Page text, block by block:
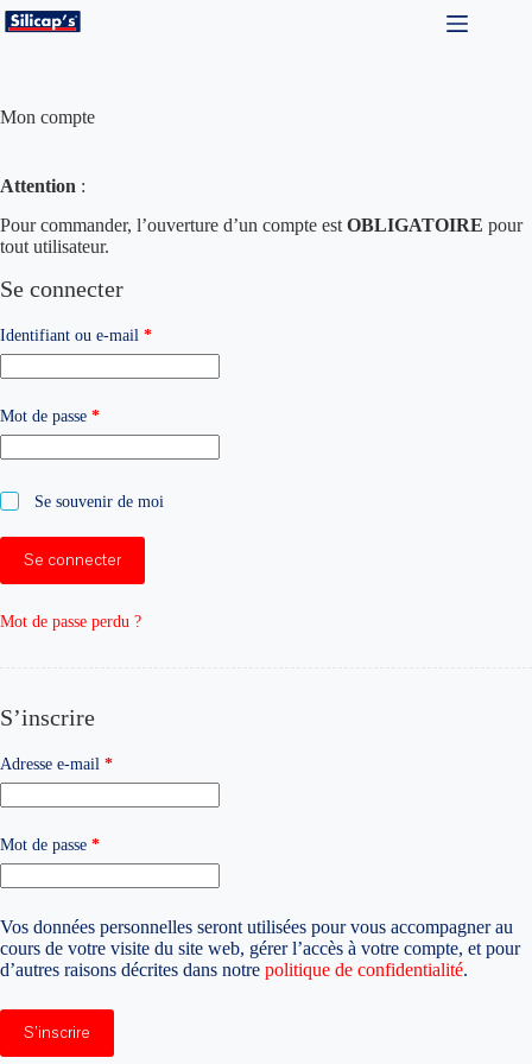
Passer
au
Mon compte
Attention :
Pour commander, l’ouverture d’un compte est OBLIGATOIRE pour
tout utilisateur.
Se connecter
Identifiant ou e-mail *Obligatoire
Mot de passe *Obligatoire
Se souvenir de moi
Se connecter
Mot de passe perdu ?
S’inscrire
Adresse e-mail *Obligatoire
Mot de passe *Obligatoire
Vos données personnelles seront utilisées pour vous accompagner au
cours de votre visite du site web, gérer l’accès à votre compte, et pour
d’autres raisons décrites dans notre politique de confidentialité.
S’inscrire